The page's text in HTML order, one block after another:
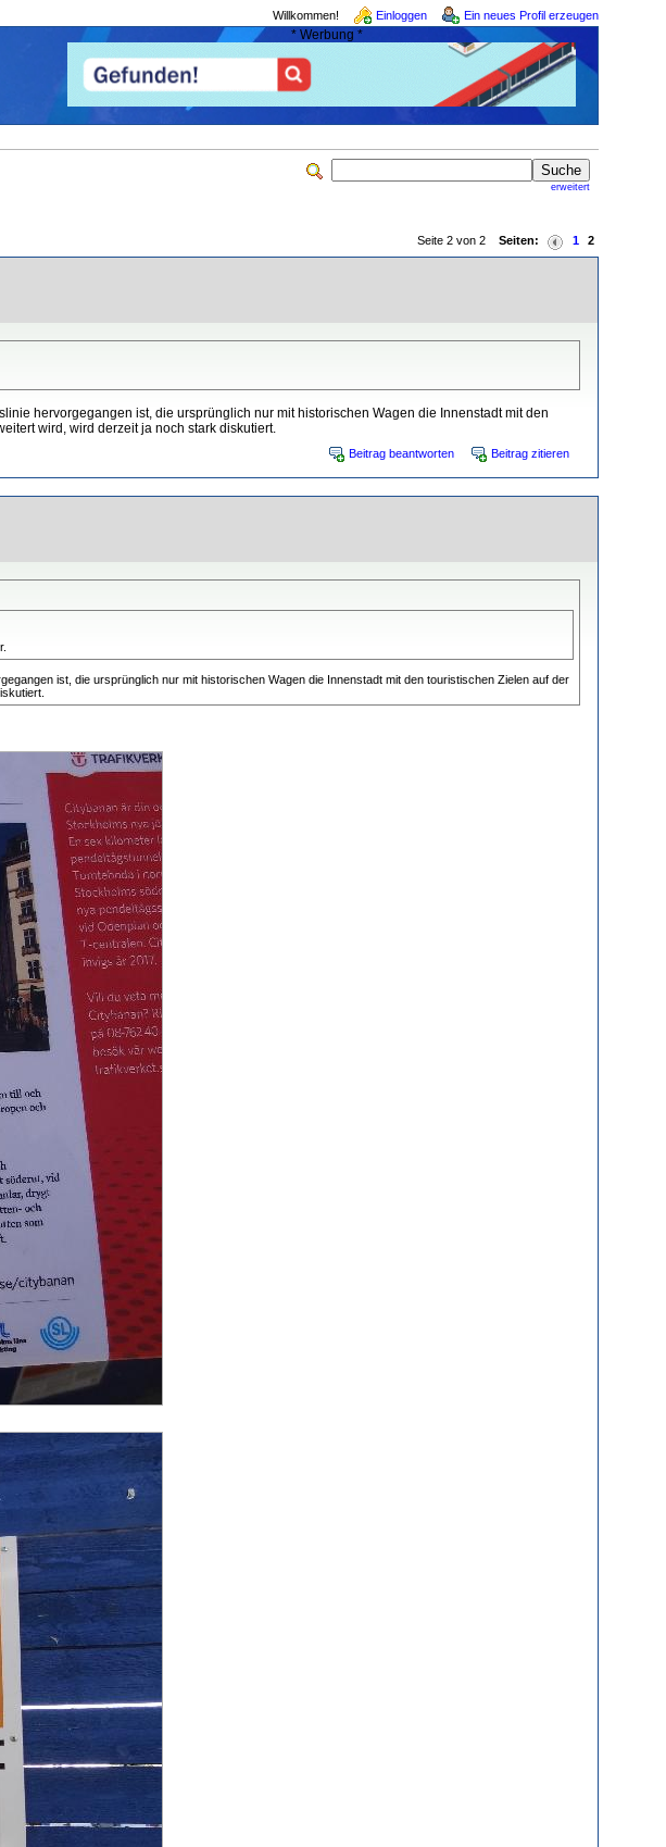
Willkommen! Einloggen Ein neues Profil erzeugen
* Werbung *
erweitert
Seite 2 von 2 Seiten: 1 2
hervorgegangen ist, die ursprünglich nur mit historischen Wagen die Innenstadt mit den
wird, wird derzeit ja noch stark diskutiert.
Beitrag beantworten Beitrag zitieren
ist, die ursprünglich nur mit historischen Wagen die Innenstadt mit den touristischen Zielen auf der